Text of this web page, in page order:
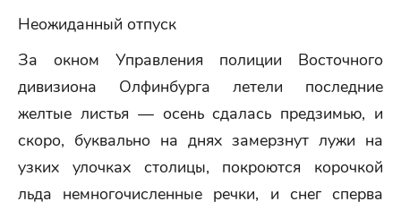
Неожиданный отпуск
За окном Управления полиции Восточного
дивизиона Олфинбурга летели последние
желтые листья — осень сдалась предзимью, и
скоро, буквально на днях замерзнут лужи на
узких улочках столицы, покроются корочкой
льда немногочисленные речки, и снег сперва